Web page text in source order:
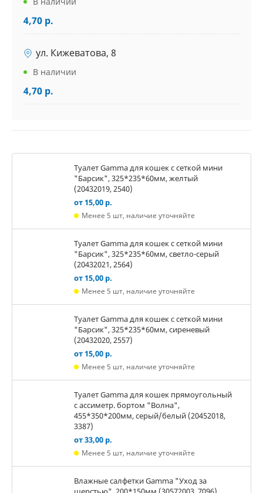
4,70 р.
ул. Кижеватова, 8
В наличии
4,70 р.
Туалет Gamma для кошек c сеткой мини
"Барсик", 325*235*60мм, желтый
(20432019, 2540)
от 15,00 р.
Менее 5 шт, наличие уточняйте
Туалет Gamma для кошек c сеткой мини
"Барсик", 325*235*60мм, светло-серый
(20432021, 2564)
от 15,00 р.
Менее 5 шт, наличие уточняйте
Туалет Gamma для кошек c сеткой мини
"Барсик", 325*235*60мм, сиреневый
(20432020, 2557)
от 15,00 р.
Менее 5 шт, наличие уточняйте
Туалет Gamma для кошек прямоугольный
с ассиметр. бортом "Волна",
455*350*200мм, серый/белый (20452018,
3387)
от 33,00 р.
Менее 5 шт, наличие уточняйте
Влажные салфетки Gamma "Уход за